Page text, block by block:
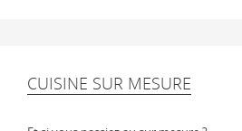
CUISINE SUR MESURE